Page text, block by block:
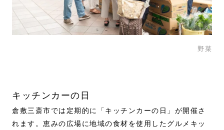
野菜
キッチンカーの日
倉敷三斎市では定期的に「キッチンカーの日」が開催さ
れます。恵みの広場に地域の食材を使用したグルメキッ